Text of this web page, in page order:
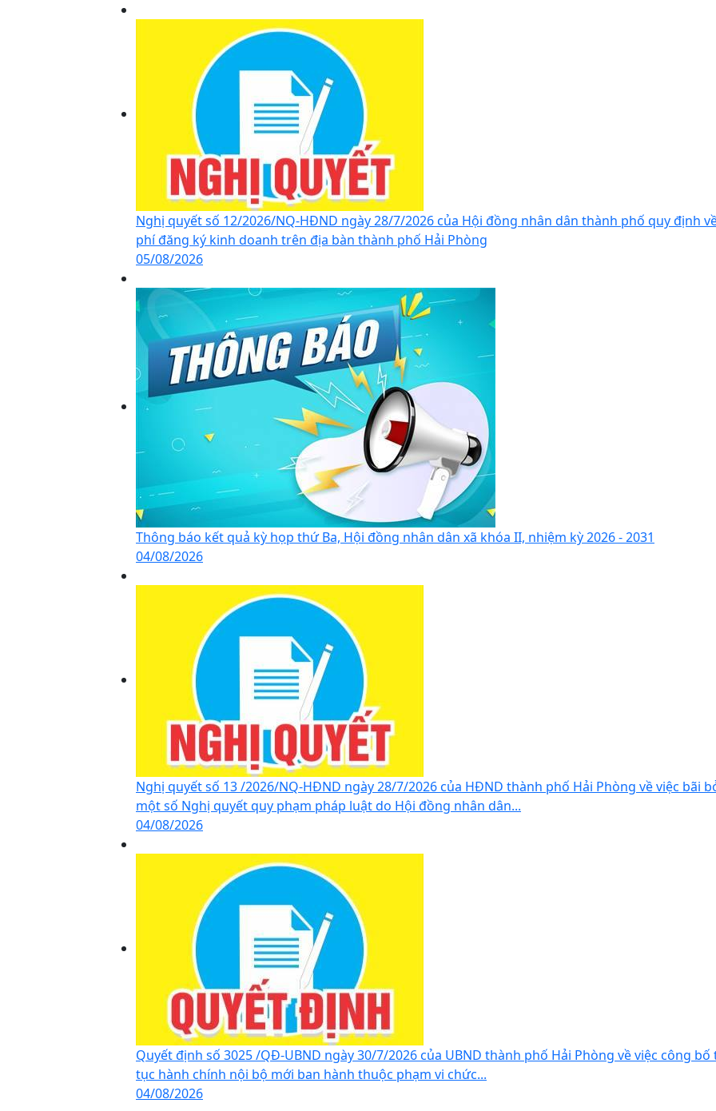
Nghị quyết số 12/2026/NQ-HĐND ngày 28/7/2026 của Hội đồng nhân dân thành phố quy định
phí đăng ký kinh doanh trên địa bàn thành phố Hải Phòng
05/08/2026
Thông báo kết quả kỳ họp thứ Ba, Hội đồng nhân dân xã khóa II, nhiệm kỳ 2026 - 2031
04/08/2026
Nghị quyết số 13 /2026/NQ-HĐND ngày 28/7/2026 của HĐND thành phố Hải Phòng về việc bãi
một số Nghị quyết quy phạm pháp luật do Hội đồng nhân dân...
04/08/2026
Quyết định số 3025 /QĐ-UBND ngày 30/7/2026 của UBND thành phố Hải Phòng về việc công bố
tục hành chính nội bộ mới ban hành thuộc phạm vi chức...
04/08/2026